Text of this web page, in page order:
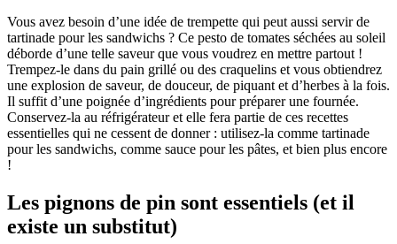
Vous avez besoin d’une idée de trempette qui peut aussi servir de
tartinade pour les sandwichs ? Ce pesto de tomates séchées au soleil
déborde d’une telle saveur que vous voudrez en mettre partout !
Trempez-le dans du pain grillé ou des craquelins et vous obtiendrez
une explosion de saveur, de douceur, de piquant et d’herbes à la fois.
Il suffit d’une poignée d’ingrédients pour préparer une fournée.
Conservez-la au réfrigérateur et elle fera partie de ces recettes
essentielles qui ne cessent de donner : utilisez-la comme tartinade
pour les sandwichs, comme sauce pour les pâtes, et bien plus encore
!
Les pignons de pin sont essentiels (et il
existe un substitut)